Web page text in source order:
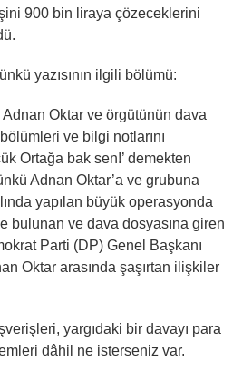
900 bin liraya çözeceklerini
yazısının ilgili bölümü:
Adnan Oktar ve örgütünün dava
ve bilgi notlarını
Ortağa bak sen!’ demekten
Adnan Oktar’a ve grubuna
yapılan büyük operasyonda
bulunan ve dava dosyasına giren
Parti (DP) Genel Başkanı
Oktar arasında şaşırtan ilişkiler
yargıdaki bir davayı para
dâhil ne isterseniz var.